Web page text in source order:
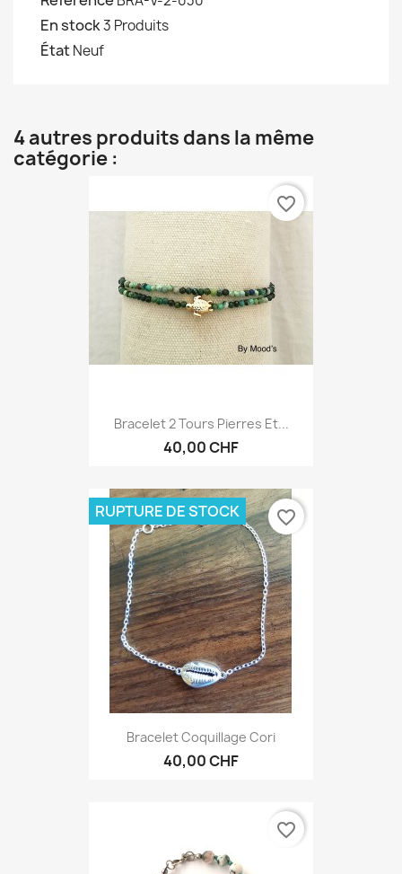
En stock3 Produits
ÉtatNeuf
4 autres produits dans la même
catégorie :
Bracelet 2 Tours Pierres Et...
40,00 CHF
favorite_border
Bracelet Coquillage Cori
40,00 CHF
RUPTURE DE STOCK favorite_border
favorite_border